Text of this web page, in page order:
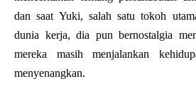
dan saat Yuki, salah satu tokoh
dunia kerja, dia pun bernostalgia
mereka masih menjalankan
menyenangkan.